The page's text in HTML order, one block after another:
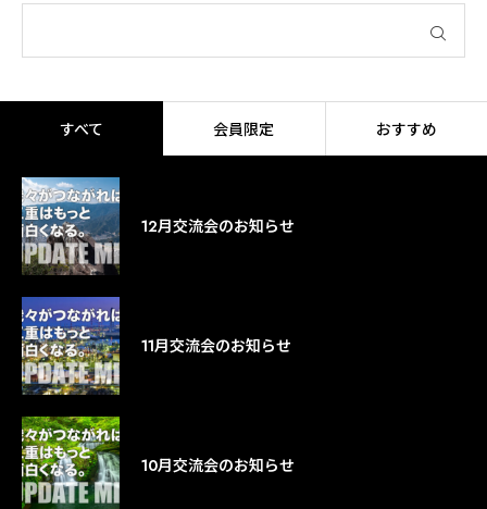
すべて 会員限定 おすすめ
12月交流会のお知らせ
11月交流会のお知らせ
10月交流会のお知らせ